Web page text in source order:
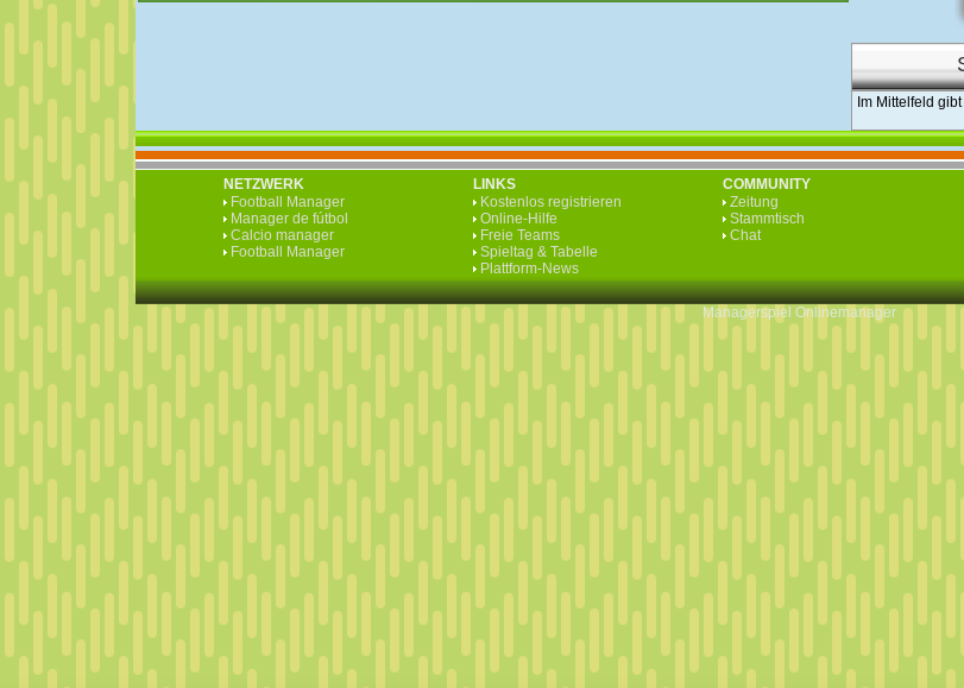
Im Mittelfeld
NETZWERK
Football Manager
Manager de fútbol
Calcio manager
Football Manager
LINKS
Kostenlos registrieren
Online-Hilfe
Freie Teams
Spieltag & Tabelle
Plattform-News
COMMUNITY
Zeitung
Stammtisch
Chat
Managerspiel Onlinemanager